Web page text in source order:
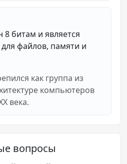
битам и является
файлов, памяти и
как группа из
компьютеров
века.
вопросы